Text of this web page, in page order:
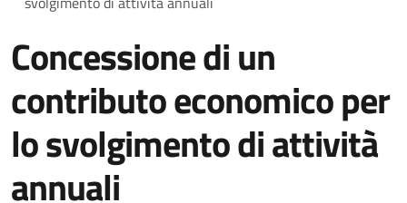
Concessione di un
contributo economico per
lo svolgimento di attività
annuali